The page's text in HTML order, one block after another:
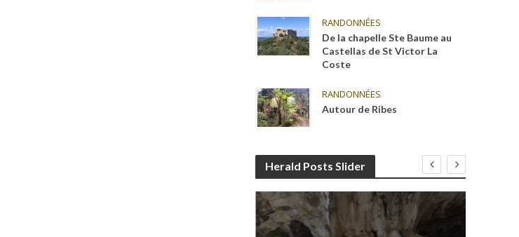
RANDONNÉES
De la chapelle Ste Baume au
Castellas de St Victor La
Coste
RANDONNÉES
Autour de Ribes
Herald Posts Slider